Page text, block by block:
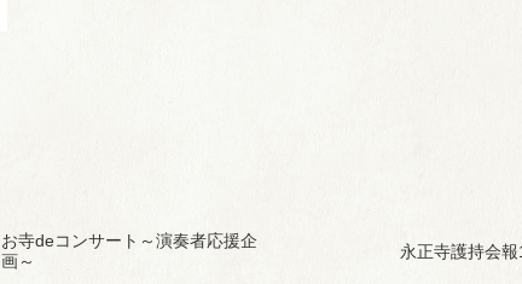
お寺deコンサート～演奏者応援企
画～
永正寺護持会